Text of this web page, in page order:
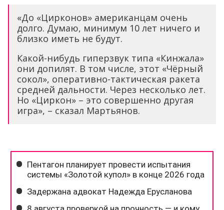
«До «Цирконов» американцам очень
долго. Думаю, минимум 10 лет ничего и
близко иметь не будут.
Какой-нибудь гиперзвук типа «Кинжала»
они допилят. В том числе, этот «Чёрный
сокол», оперативно-тактическая ракета
средней дальности. Через несколько лет.
Но «Циркон» – это совершенно другая
игра», – сказал Мартьянов.